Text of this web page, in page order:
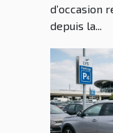
d’occasion
depuis la...